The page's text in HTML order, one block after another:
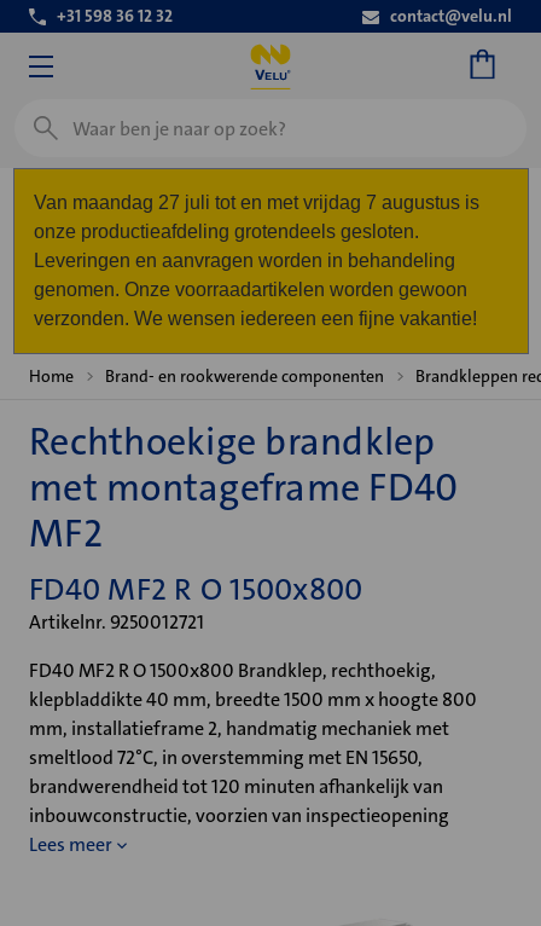
+31 598 36 12 32 contact@velu.nl
Zoeken
Van maandag 27 juli tot en met vrijdag 7 augustus is
onze productieafdeling grotendeels gesloten.
Leveringen en aanvragen worden in behandeling
genomen. Onze voorraadartikelen worden gewoon
verzonden. We wensen iedereen een fijne vakantie!
Home Brand- en rookwerende componenten Brandkleppen
Rechthoekige brandklep
met montageframe FD40
MF2
FD40 MF2 R O 1500x800
Artikelnr. 9250012721
FD40 MF2 R O 1500x800 Brandklep, rechthoekig,
klepbladdikte 40 mm, breedte 1500 mm x hoogte 800
mm, installatieframe 2, handmatig mechaniek met
smeltlood 72°C, in overstemming met EN 15650,
brandwerendheid tot 120 minuten afhankelijk van
inbouwconstructie, voorzien van inspectieopening
Lees meer